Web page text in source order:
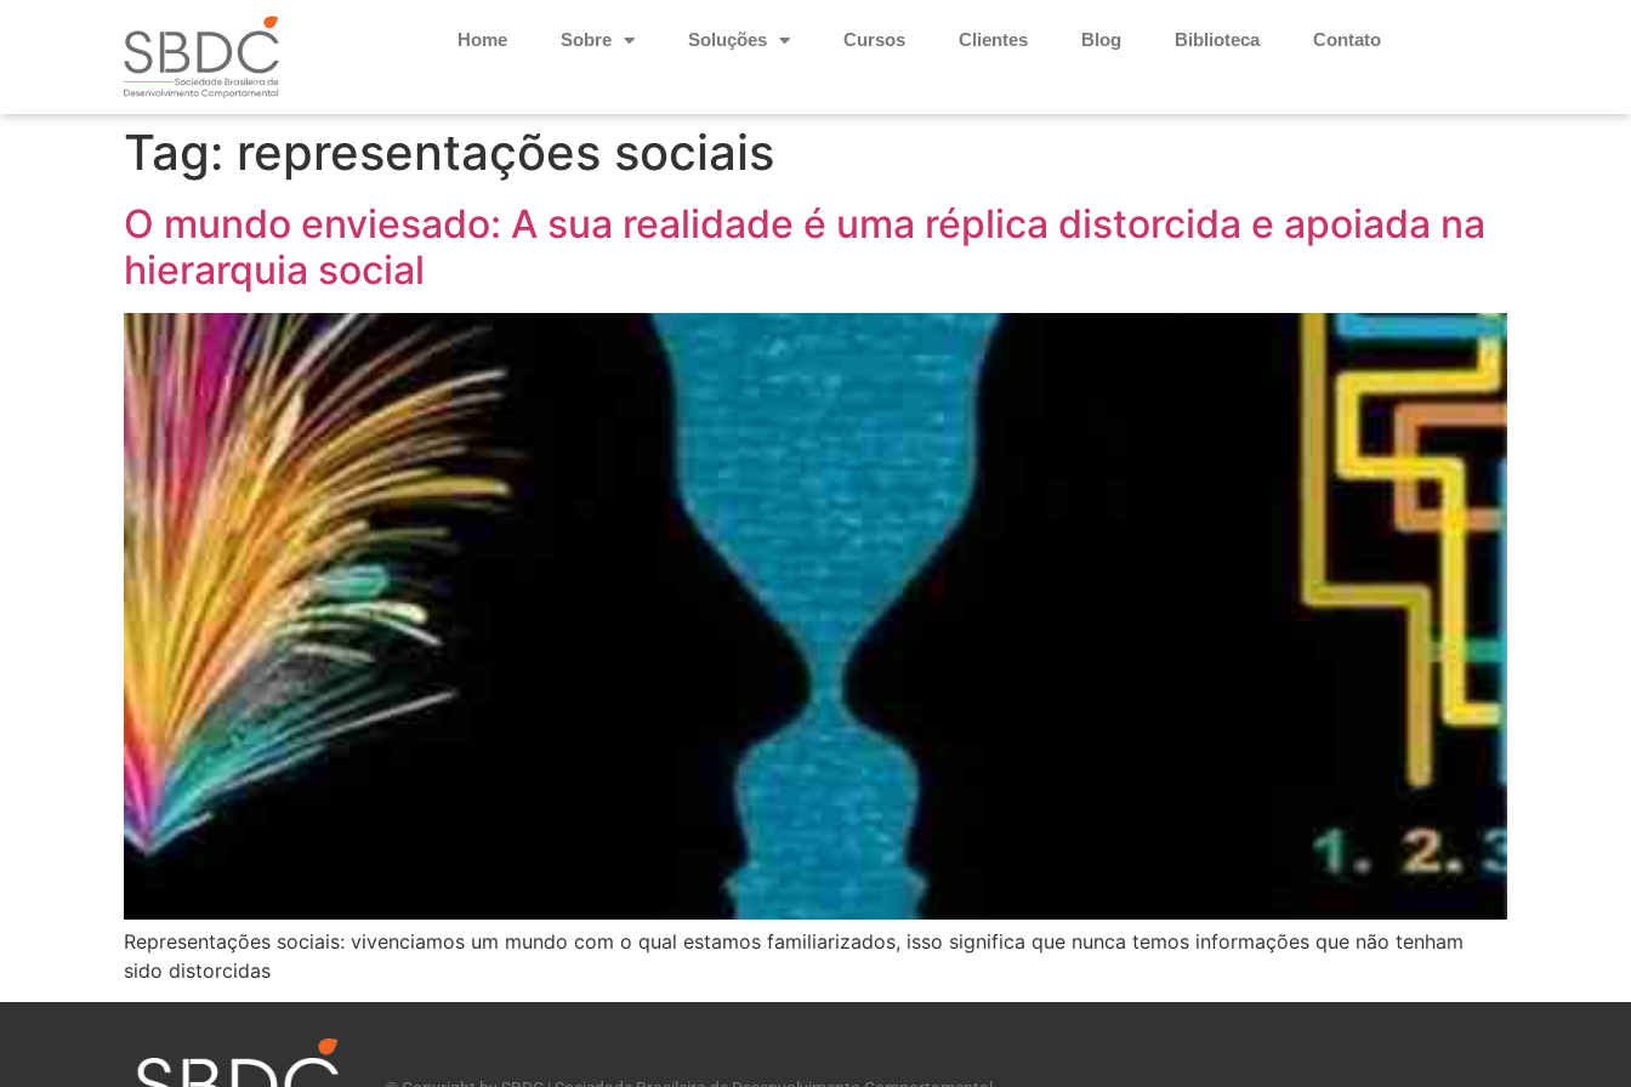
Home Sobre Soluções Cursos Clientes Blog Biblioteca Contato
Tag: representações sociais
O mundo enviesado: A sua realidade é uma réplica distorcida e apoiada na
hierarquia social
Representações sociais: vivenciamos um mundo com o qual estamos familiarizados, isso significa que nunca temos informações que não tenham
sido distorcidas